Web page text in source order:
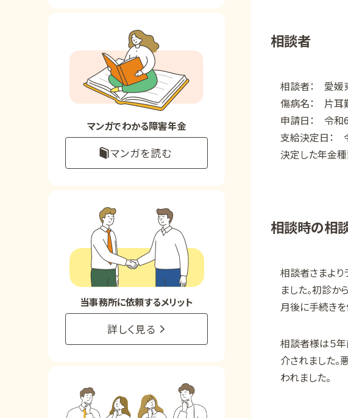
事務所について
お客様からの感謝のお手紙
で受給相談をする
メリット
相談者
相談者： 愛
傷病名： 片耳
申請日： 令和6
支給決定日： 令
決定した年金
相談時の相
相談者さまより
ました。初診か
月後に手続きを
相談者様は５
介されました
われました。
マンガでわかる障害年金
マンガを読む
当事務所に依頼するメリット
詳しく見る